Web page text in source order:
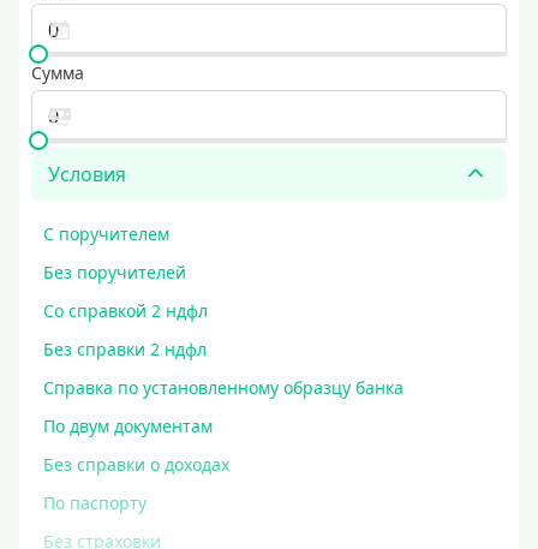
Сумма
Условия
С поручителем
Без поручителей
Со справкой 2 ндфл
Без справки 2 ндфл
Справка по установленному образцу банка
По двум документам
Без справки о доходах
По паспорту
Без страховки